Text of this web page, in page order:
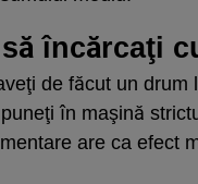
încărcaţi
de făcut un drum
în maşină
are ca efect